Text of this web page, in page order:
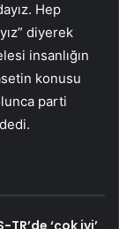
Hep
diyerek
insanlığın
konusu
parti